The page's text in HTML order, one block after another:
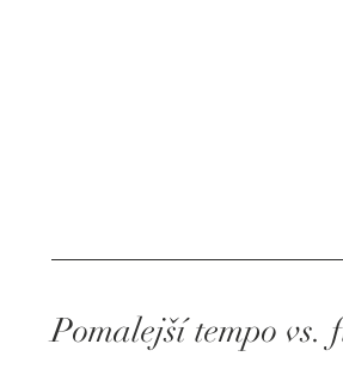
Pomalejší tempo vs.